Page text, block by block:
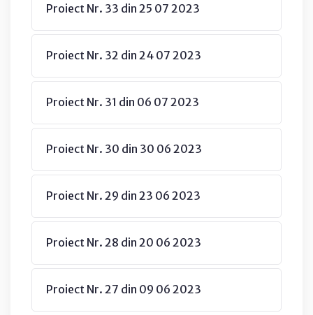
Proiect Nr. 33 din 25 07 2023
Proiect Nr. 32 din 24 07 2023
Proiect Nr. 31 din 06 07 2023
Proiect Nr. 30 din 30 06 2023
Proiect Nr. 29 din 23 06 2023
Proiect Nr. 28 din 20 06 2023
Proiect Nr. 27 din 09 06 2023